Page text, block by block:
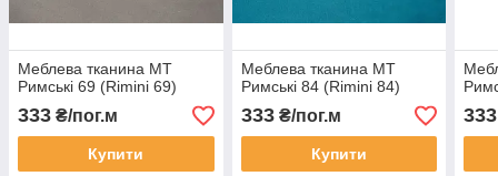
Меблева тканина МТ
Римські 69 (Rimini 69)
333 ₴/пог.м
Купити
Меблева тканина МТ
Римські 84 (Rimini 84)
333₴/пог.м
Купити
333